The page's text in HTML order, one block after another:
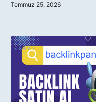
Temmuz 25, 2026